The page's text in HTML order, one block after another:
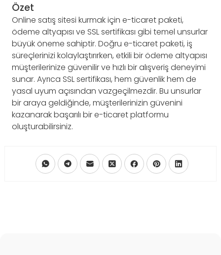
Özet
Online satış sitesi kurmak için e-ticaret paketi,
ödeme altyapısı ve SSL sertifikası gibi temel unsurlar
büyük öneme sahiptir. Doğru e-ticaret paketi, iş
süreçlerinizi kolaylaştırırken, etkili bir ödeme altyapısı
müşterilerinize güvenilir ve hızlı bir alışveriş deneyimi
sunar. Ayrıca SSL sertifikası, hem güvenlik hem de
yasal uyum açısından vazgeçilmezdir. Bu unsurlar
bir araya geldiğinde, müşterilerinizin güvenini
kazanarak başarılı bir e-ticaret platformu
oluşturabilirsiniz.